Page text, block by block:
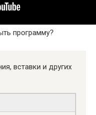
программу?
вставки и других